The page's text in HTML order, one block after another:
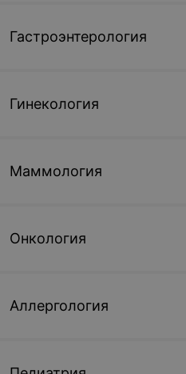
Гастроэнтерология
Гинекология
Маммология
Онкология
Аллергология